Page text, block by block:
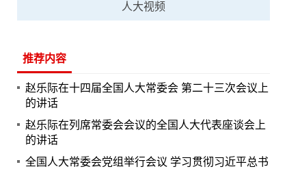
人大视频
推荐内容
赵乐际在十四届全国人大常委会 第二十三次会议上
的讲话
赵乐际在列席常委会会议的全国人大代表座谈会上
的讲话
全国人大常委会党组举行会议 学习贯彻习近平总书